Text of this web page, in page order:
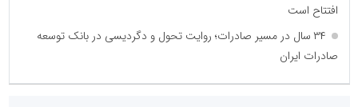
افتتاح است
۳۴ سال در مسیر صادرات؛ روایت تحول و دگردیسی در بانک توسعه
صادرات ایران